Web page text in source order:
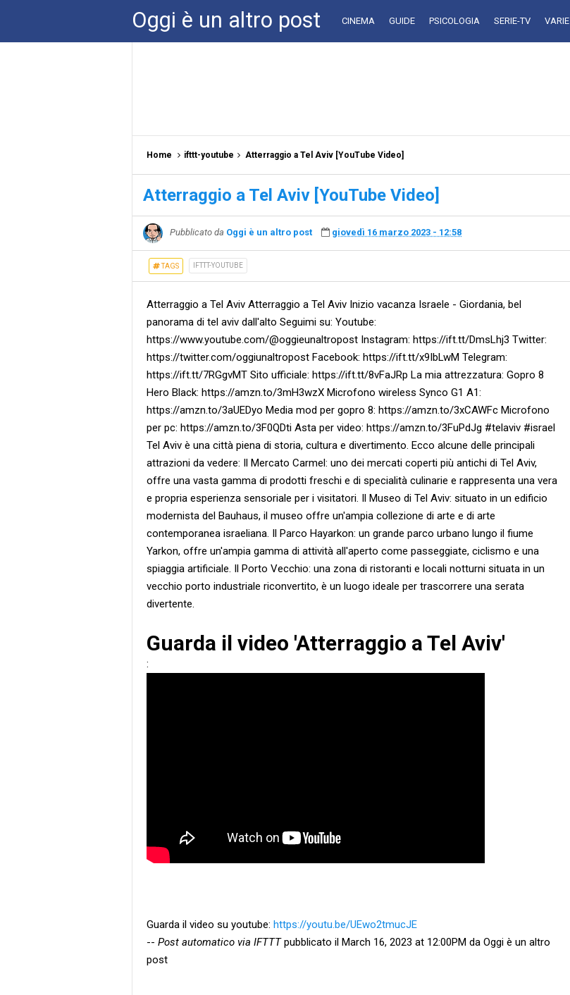
Oggi è un altro post CINEMA GUIDE PSICOLOGIA SERIE-TV VARIE
Home ifttt-youtube Atterraggio a Tel Aviv [YouTube Video]
Atterraggio a Tel Aviv [YouTube Video]
Pubblicato da Oggi è un altro post giovedì 16 marzo 2023 - 12:58
TAGS IFTTT-YOUTUBE
Atterraggio a Tel Aviv Atterraggio a Tel Aviv Inizio vacanza Israele - Giordania, bel
panorama di tel aviv dall'alto Seguimi su: Youtube:
https://www.youtube.com/@oggieunaltropost Instagram: https://ift.tt/DmsLhj3 Twitter:
https://twitter.com/oggiunaltropost Facebook: https://ift.tt/x9IbLwM Telegram:
https://ift.tt/7RGgvMT Sito ufficiale: https://ift.tt/8vFaJRp La mia attrezzatura: Gopro 8
Hero Black: https://amzn.to/3mH3wzX Microfono wireless Synco G1 A1:
https://amzn.to/3aUEDyo Media mod per gopro 8: https://amzn.to/3xCAWFc Microfono
per pc: https://amzn.to/3F0QDti Asta per video: https://amzn.to/3FuPdJg #telaviv #israel
Tel Aviv è una città piena di storia, cultura e divertimento. Ecco alcune delle principali
attrazioni da vedere: Il Mercato Carmel: uno dei mercati coperti più antichi di Tel Aviv,
offre una vasta gamma di prodotti freschi e di specialità culinarie e rappresenta una vera
e propria esperienza sensoriale per i visitatori. Il Museo di Tel Aviv: situato in un edificio
modernista del Bauhaus, il museo offre un'ampia collezione di arte e di arte
contemporanea israeliana. Il Parco Hayarkon: un grande parco urbano lungo il fiume
Yarkon, offre un'ampia gamma di attività all'aperto come passeggiate, ciclismo e una
spiaggia artificiale. Il Porto Vecchio: una zona di ristoranti e locali notturni situata in un
vecchio porto industriale riconvertito, è un luogo ideale per trascorrere una serata
divertente.
Guarda il video 'Atterraggio a Tel Aviv'
:
Guarda il video su youtube: https://youtu.be/UEwo2tmucJE
-- Post automatico via IFTTTpubblicato il March 16, 2023 at 12:00PM da Oggi è un altro
post